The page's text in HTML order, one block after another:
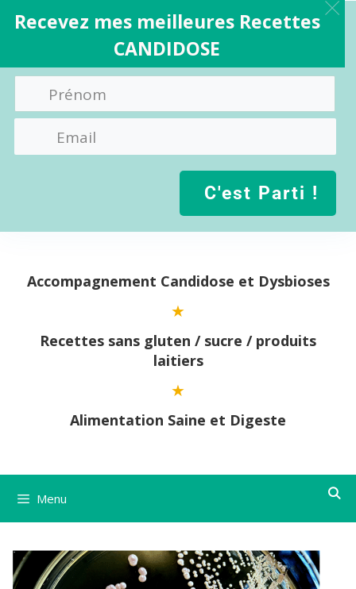
contenuAccompagnement Candidose et Dysbioses
Recettes sans gluten / sucre / produits
laitiers
Alimentation Saine et Digeste
Menu
Recevez mes meilleures Recettes
CANDIDOSE
C'est Parti !